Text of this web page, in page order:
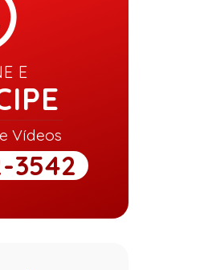
E
Vídeos
3542